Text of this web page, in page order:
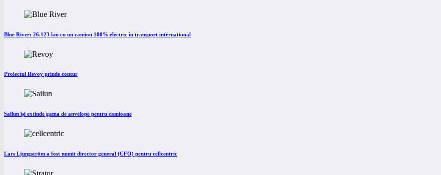
Blue River: 26.123 km cu un camion 100% electric în transport internațional
Proiectul Revoy prinde contur
Sailun își extinde gama de anvelope pentru camioane
Lars Ljungström a fost numit director general (CFO) pentru cellcentric